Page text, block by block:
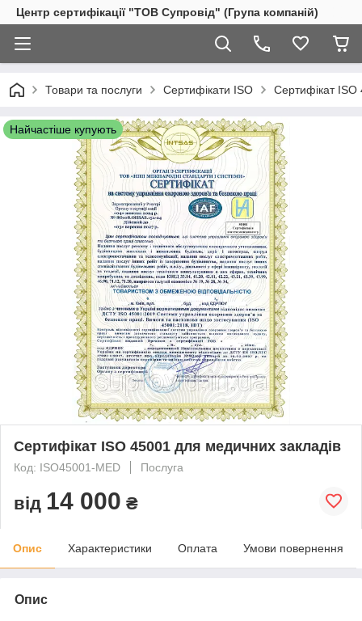
Центр сертифікації "ТОВ Супровід" (Група компаній)
Товари та послуги Сертифікати ISO Сертифікат ISO
Найчастіше купують
Сертифікат ISO 45001 для медичних закладів
Код: ISO45001-MED Послуга
від 14 000 ₴
Опис Характеристики Оплата Умови повернення
Опис